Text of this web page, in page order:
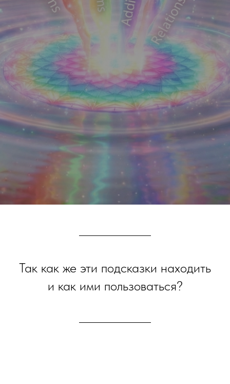
Так как же эти подсказки находить
и как ими пользоваться?